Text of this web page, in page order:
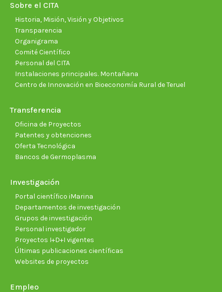
Sobre el CITA
Historia, Misión, Visión y Objetivos
Transparencia
Organigrama
Comité Científico
Personal del CITA
Instalaciones principales. Montañana
Centro de Innovación en Bioeconomía Rural de Teruel
Transferencia
Oficina de Proyectos
Patentes y obtenciones
Oferta Tecnológica
Bancos de Germoplasma
Investigación
Portal científico iMarina
Departamentos de investigación
Grupos de investigación
Personal investigador
Proyectos I+D+I vigentes
Últimas publicaciones científicas
Websites de proyectos
Empleo